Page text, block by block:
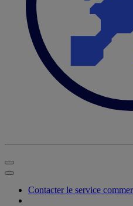
Contacter le service